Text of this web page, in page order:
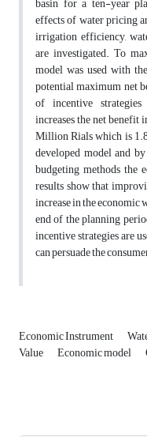
effects of water pricing
irrigation efficiency,
are investigated. To
model was used with
potential maximum net
of incentive
increases the net
Million Rials which is
developed model and
budgeting methods the
results show that
increase in the economic
end of the planning
incentive strategies are
can persuade the
Economic Instrument
Value Economic model